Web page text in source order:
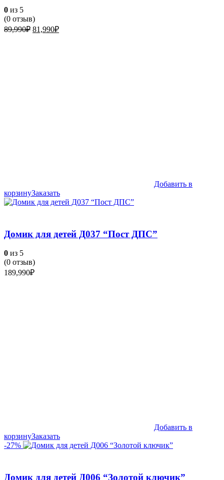
0 из 5
(0 отзыв)
89,990₽ Первоначальная
81,990₽Текущая
Добавить в
корзинуЗаказать
Домик для детей Д037 “Пост ДПС”
0 из 5
(0 отзыв)
189,990₽
Добавить в
корзинуЗаказать
-27%
Домик для детей Д006 “Золотой ключик”